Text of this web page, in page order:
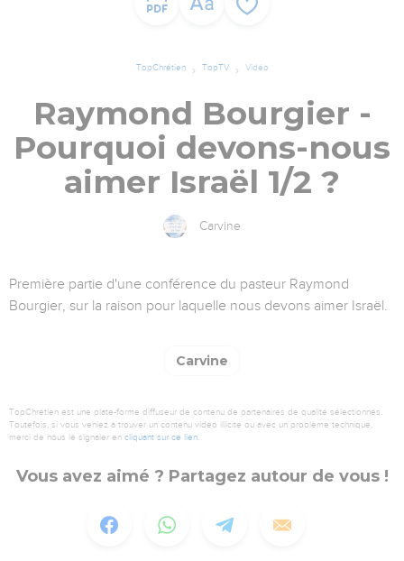
TopChrétien TopTV Vidéo
Raymond Bourgier -
Pourquoi devons-nous
aimer Israël 1/2 ?
Carvine
Première partie d'une conférence du pasteur Raymond
Bourgier, sur la raison pour laquelle nous devons aimer Israël.
Carvine
TopChrétien est une plate-forme diffuseur de contenu de partenaires de qualité sélectionnés.
Toutefois, si vous veniez à trouver un contenu vidéo illicite ou avec un problème technique,
merci de nous le signaler en cliquant sur ce lien.
Vous avez aimé ? Partagez autour de vous !